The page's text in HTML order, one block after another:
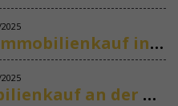
Due Diligence beim Immobilienkauf in Spanien
Steuern beim Immobilienkauf an der Costa del Sol